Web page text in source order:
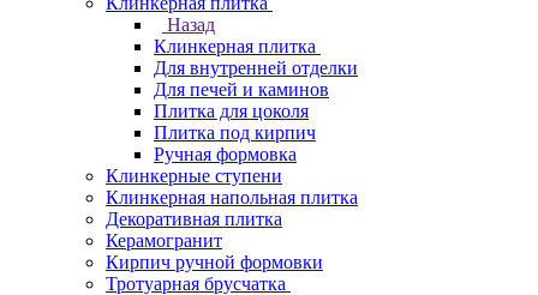
Назад
Клинкерная плитка
Для внутренней отделки
Для печей и каминов
Плитка для цоколя
Плитка под кирпич
Ручная формовка
Клинкерные ступени
Клинкерная напольная плитка
Декоративная плитка
Керамогранит
Кирпич ручной формовки
Тротуарная брусчатка